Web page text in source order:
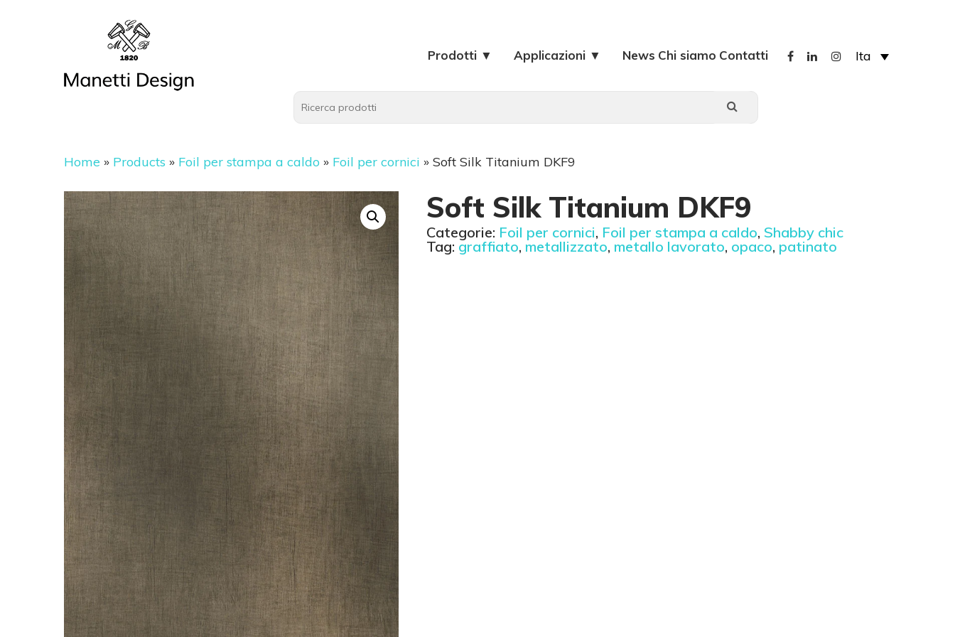
Ita
Prodotti ▼ Applicazioni ▼ News Chi siamo Contatti
Home » Products » Foil per stampa a caldo » Foil per cornici » Soft Silk Titanium DKF9
Soft Silk Titanium DKF9
Categorie: Foil per cornici, Foil per stampa a caldo, Shabby chic
Tag: graffiato, metallizzato, metallo lavorato, opaco, patinato